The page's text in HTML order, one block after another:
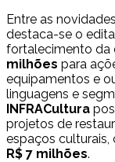
Entre as
destaca-se o
fortalecimento da
milhões para
equipamentos e
linguagens e
INFRACultura
projetos de
espaços
R$ 7 milhões.